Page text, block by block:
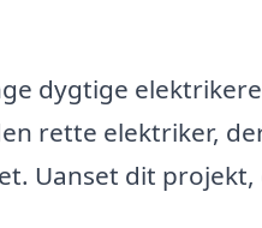
dygtige
rette elektriker,
Uanset dit projekt,